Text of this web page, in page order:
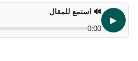
▶
🔊 استمع للمقال
0:00